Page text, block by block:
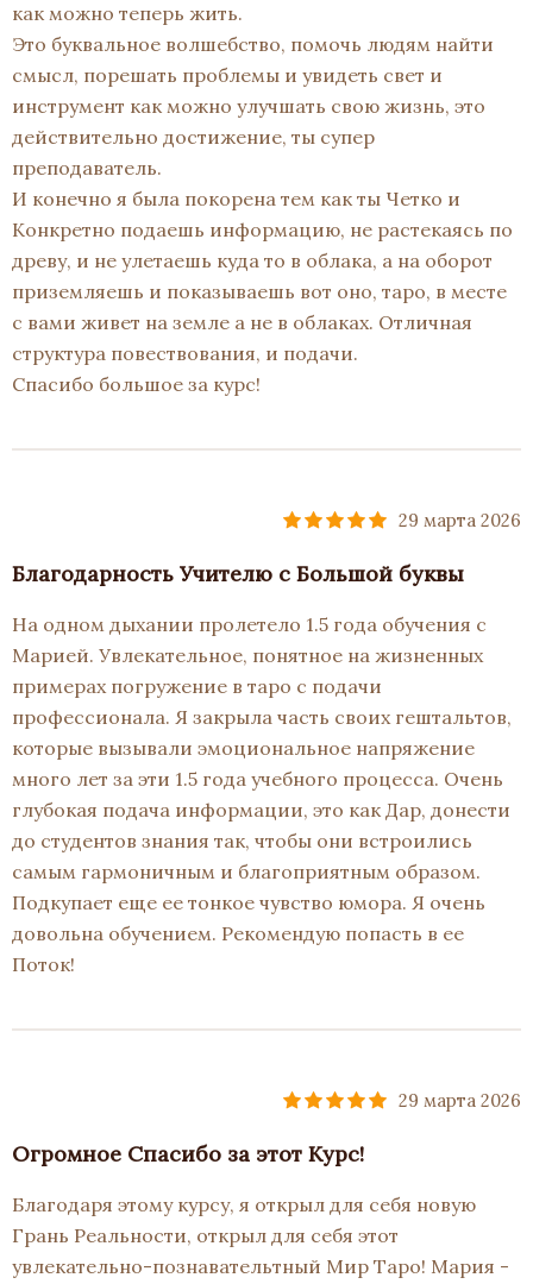
как можно теперь жить.
Это буквальное волшебство, помочь людям найти
смысл, порешать проблемы и увидеть свет и
инструмент как можно улучшать свою жизнь, это
действительно достижение, ты супер
преподаватель.
И конечно я была покорена тем как ты Четко и
Конкретно подаешь информацию, не растекаясь по
древу, и не улетаешь куда то в облака, а на оборот
приземляешь и показываешь вот оно, таро, в месте
с вами живет на земле а не в облаках. Отличная
структура повествования, и подачи.
Спасибо большое за курс!
29 марта 2026
Благодарность Учителю с Большой буквы
На одном дыхании пролетело 1.5 года обучения с
Марией. Увлекательное, понятное на жизненных
примерах погружение в таро с подачи
профессионала. Я закрыла часть своих гештальтов,
которые вызывали эмоциональное напряжение
много лет за эти 1.5 года учебного процесса. Очень
глубокая подача информации, это как Дар, донести
до студентов знания так, чтобы они встроились
самым гармоничным и благоприятным образом.
Подкупает еще ее тонкое чувство юмора. Я очень
довольна обучением. Рекомендую попасть в ее
Поток!
29 марта 2026
Огромное Спасибо за этот Курс!
Благодаря этому курсу, я открыл для себя новую
Грань Реальности, открыл для себя этот
увлекательно-познавательтный Мир Таро! Мария -